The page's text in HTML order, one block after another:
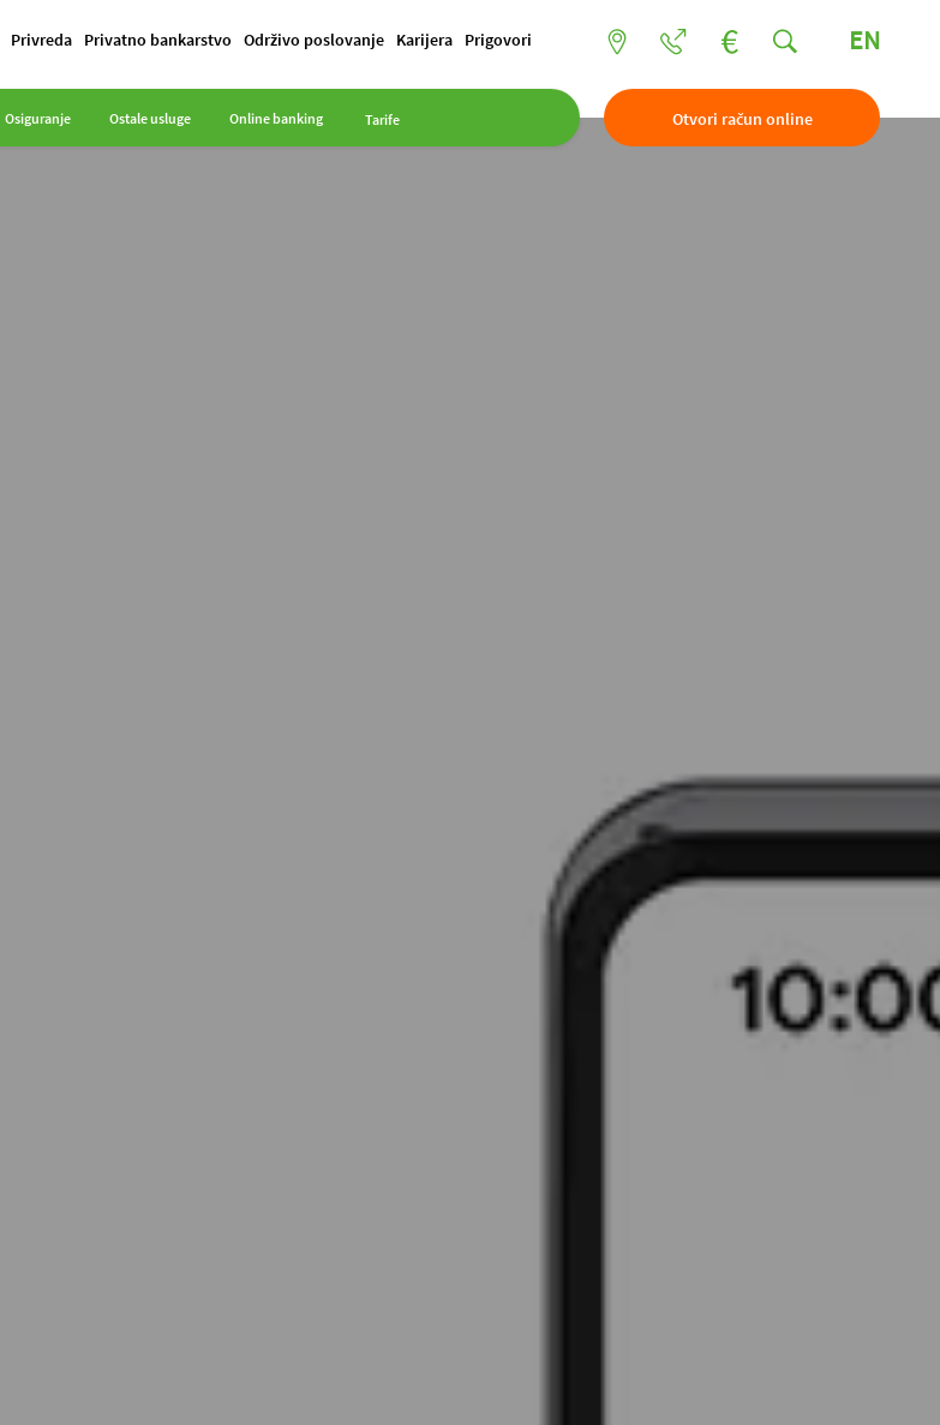
Osiguranje Ostale usluge Online banking Tarife
Privreda Privatno bankarstvo Održivo poslovanje Karijera Prigovori EN
Otvori račun online